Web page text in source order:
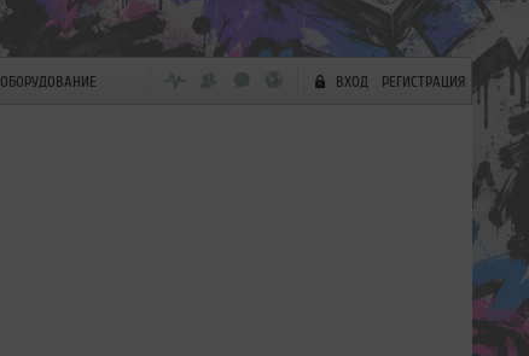
ОБОРУДОВАНИЕ ВХОД РЕГИСТРАЦИЯ